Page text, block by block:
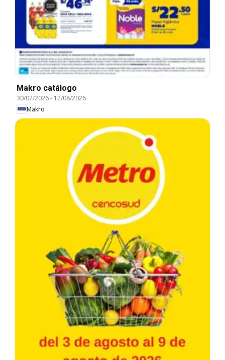
Makro catálogo
30/07/2026- 12/08/2026
Makro